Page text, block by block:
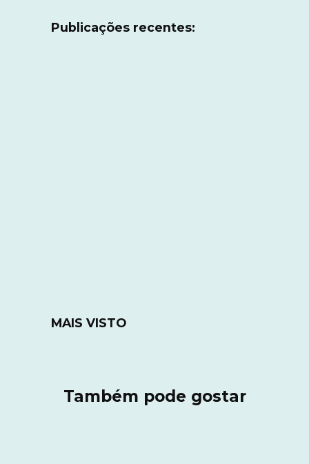
Publicações recentes:
MAIS VISTO
Também pode gostar